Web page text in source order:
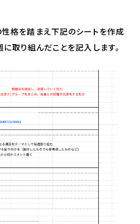
格を踏まえ下記のシートを作成
に取り組んだことを記入します。